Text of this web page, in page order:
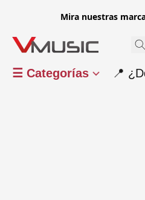
Mira nuestras
☰ Categorías 📍